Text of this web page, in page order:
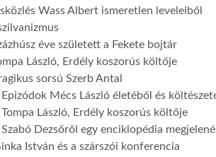
Wass Albert ismeretlen leveleiből
éve született a Fekete bojtár
László, Erdély koszorús költője
sorsú Szerb Antal
Epizódok Mécs László életéből és
Tompa László, Erdély koszorús költője
Szabó Dezsőről egy enciklopédia
István és a szárszói konferencia